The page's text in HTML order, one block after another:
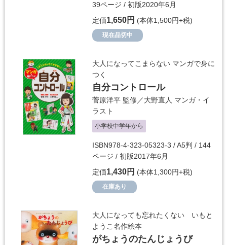
39ページ / 初版2020年6月
定価1,650円 (本体1,500円+税)
現在品切中
大人になってこまらない マンガで身に
つく
自分コントロール
菅原洋平 監修／大野直人 マンガ・イ
ラスト
小学校中学年から
ISBN978-4-323-05323-3 / A5判 / 144
ページ / 初版2017年6月
定価1,430円 (本体1,300円+税)
在庫あり
大人になっても忘れたくない いもと
ようこ名作絵本
がちょうのたんじょうび